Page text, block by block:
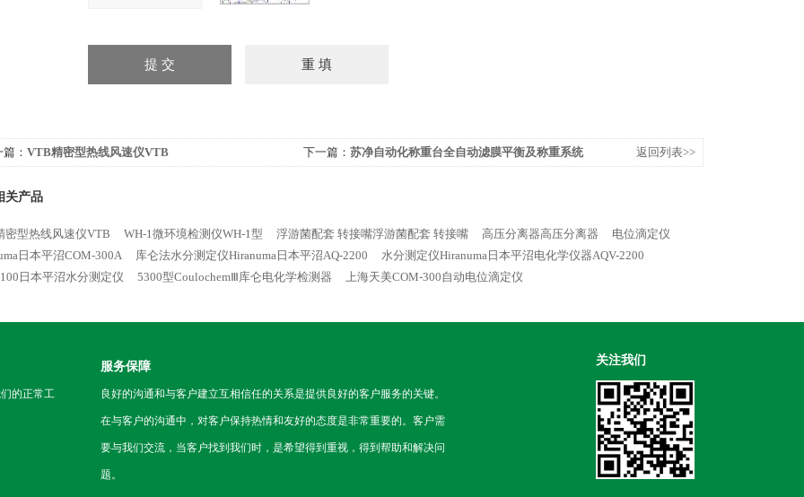
： VTB精密型热线风速仪VTB 下一篇： 苏净自动化称重台全自动滤膜平衡及称重系统 返回列表>>
关产品
密型热线风速仪VTB WH-1微环境检测仪WH-1型 浮游菌配套 转接嘴浮游菌配套 转接嘴 高压分离器高压分离器
电位滴定仪
日本平沼COM-300A
库仑法水分测定仪Hiranuma日本平沼AQ-2200
水分测定仪Hiranuma日本平沼电化学仪器AQV-2200
日本平沼水分测定仪
5300型CoulochemⅢ库仑电化学检测器 上海天美COM-300自动电位滴定仪
的正常工
服务保障
良好的沟通和与客户建立互相信任的关系是提供良好的客户服务的关键。
在与客户的沟通中，对客户保持热情和友好的态度是非常重要的。客户需
要与我们交流，当客户找到我们时，是希望得到重视，得到帮助和解决问
题。
关注我们